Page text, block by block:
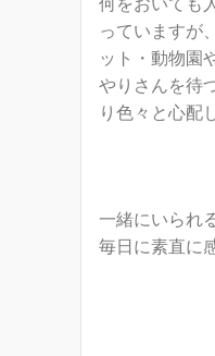
っていますが
ット・動物園
やりさんを待
り色々と心配
一緒にいられ
毎日に素直に